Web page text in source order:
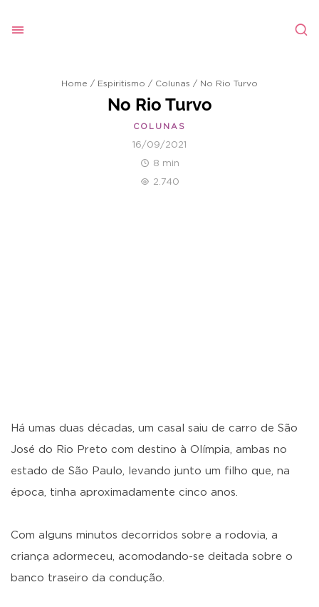
Home / Espiritismo / Colunas / No Rio Turvo
No Rio Turvo
COLUNAS
16/09/2021
8 min
2.740
Há umas duas décadas, um casal saiu de carro de São
José do Rio Preto com destino à Olímpia, ambas no
estado de São Paulo, levando junto um filho que, na
época, tinha aproximadamente cinco anos.
Com alguns minutos decorridos sobre a rodovia, a
criança adormeceu, acomodando-se deitada sobre o
banco traseiro da condução.